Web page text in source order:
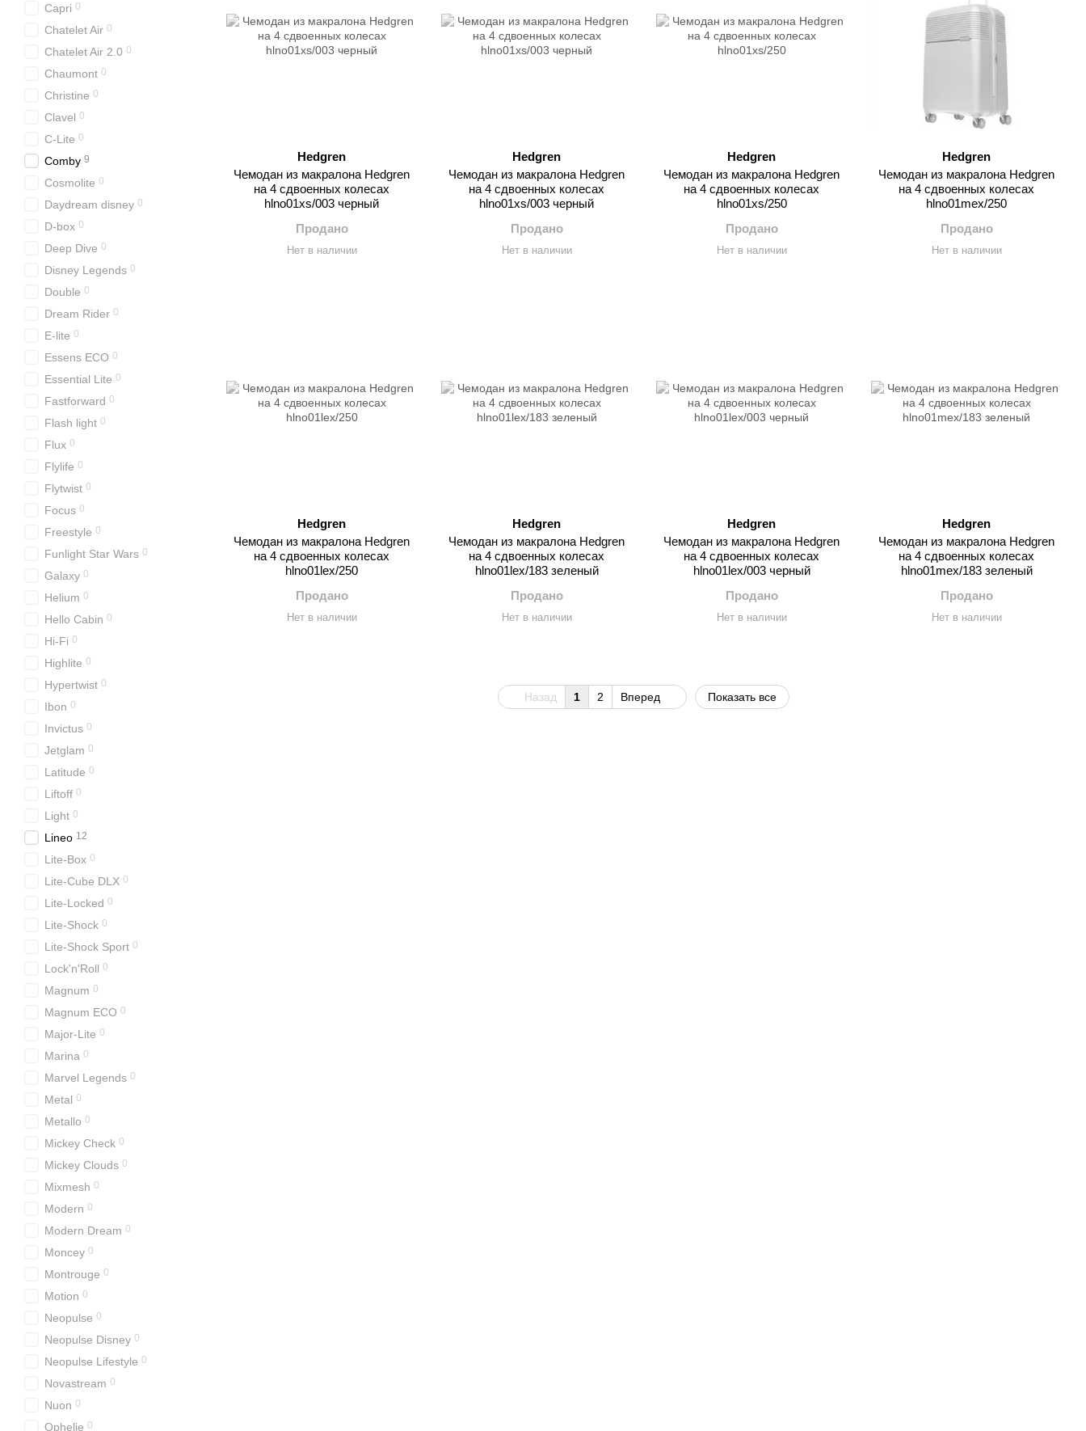
Hedgren
Чемодан из макралона Hedgren
на 4 сдвоенных колесах
hlno01xs/003 черный
Продано
Нет в наличии
Hedgren
Чемодан из макралона Hedgren
на 4 сдвоенных колесах
hlno01xs/003 черный
Продано
Нет в наличии
Hedgren
Чемодан из макралона Hedgren
на 4 сдвоенных колесах
hlno01xs/250
Продано
Нет в наличии
Hedgren
Чемодан из макралона Hedgren
на 4 сдвоенных колесах
hlno01mex/250
Продано
Нет в наличии
Hedgren
Чемодан из макралона Hedgren
на 4 сдвоенных колесах
hlno01lex/250
Продано
Нет в наличии
Hedgren
Чемодан из макралона Hedgren
на 4 сдвоенных колесах
hlno01lex/183 зеленый
Продано
Нет в наличии
Hedgren
Чемодан из макралона Hedgren
на 4 сдвоенных колесах
hlno01lex/003 черный
Продано
Нет в наличии
Hedgren
Чемодан из макралона Hedgren
на 4 сдвоенных колесах
hlno01mex/183 зеленый
Продано
Нет в наличии
Назад 1 2 Вперед Показать все
Capri 0
Chatelet Air 0
Chatelet Air 2.0 0
Chaumont 0
Christine 0
Clavel 0
C-Lite 0
Comby 9
Cosmolite 0
Daydream disney 0
D-box 0
Deep Dive 0
Disney Legends 0
Double 0
Dream Rider 0
E-lite 0
Essens ECO 0
Essential Lite 0
Fastforward 0
Flash light 0
Flux 0
Flylife 0
Flytwist 0
Focus 0
Freestyle 0
Funlight Star Wars 0
Galaxy 0
Helium 0
Hello Cabin 0
Hi-Fi 0
Highlite 0
Hypertwist 0
Ibon 0
Invictus 0
Jetglam 0
Latitude 0
Liftoff 0
Light 0
Lineo 12
Lite-Box 0
Lite-Cube DLX 0
Lite-Locked 0
Lite-Shock 0
Lite-Shock Sport 0
Lock'n'Roll 0
Magnum 0
Magnum ECO 0
Major-Lite 0
Marina 0
Marvel Legends 0
Metal 0
Metallo 0
Mickey Check 0
Mickey Clouds 0
Mixmesh 0
Modern 0
Modern Dream 0
Moncey 0
Montrouge 0
Motion 0
Neopulse 0
Neopulse Disney 0
Neopulse Lifestyle 0
Novastream 0
Nuon 0
Ophelie 0